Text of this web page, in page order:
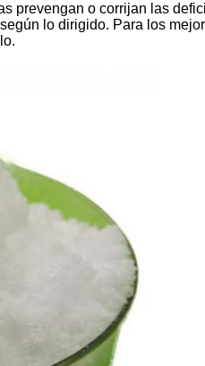
prevengan o corrijan las
lo dirigido. Para los